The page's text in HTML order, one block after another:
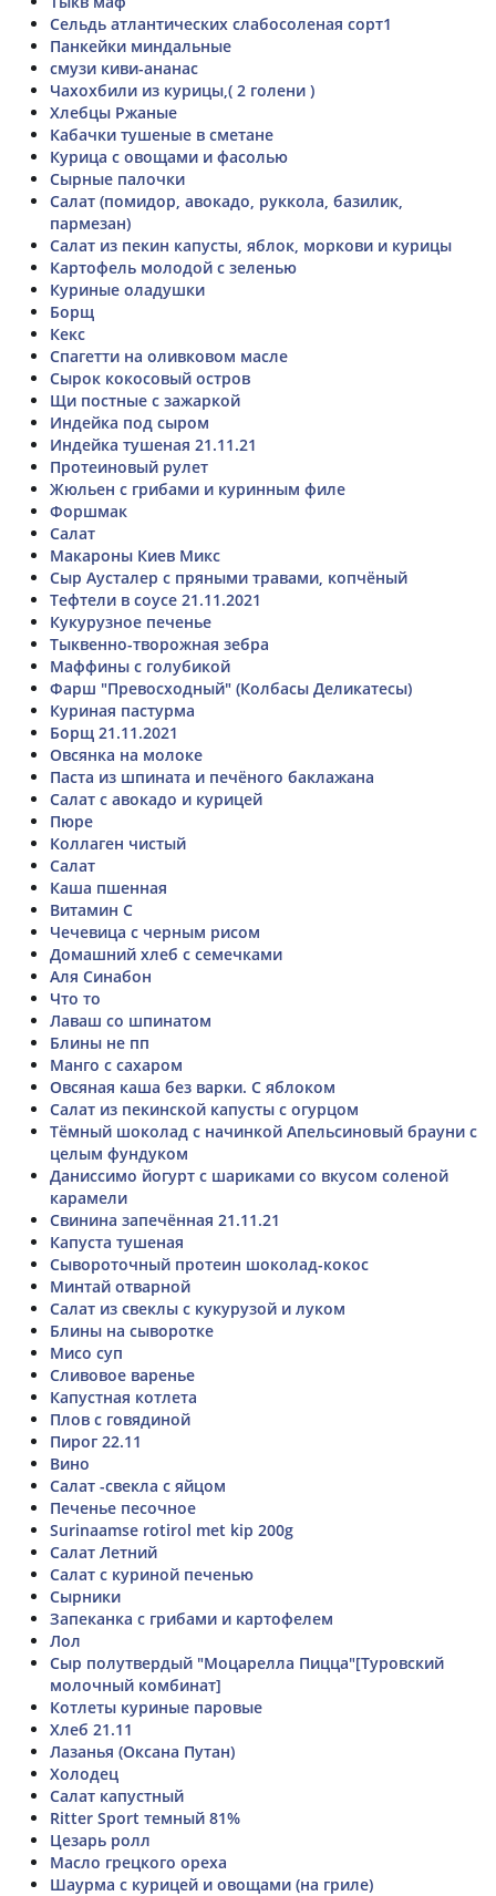
Сельдь атлантических слабосоленая сорт1
Панкейки миндальные
смузи киви-ананас
Чахохбили из курицы,( 2 голени )
Хлебцы Ржаные
Кабачки тушеные в сметане
Курица с овощами и фасолью
Сырные палочки
Салат (помидор, авокадо, руккола, базилик,
пармезан)
Салат из пекин капусты, яблок, моркови и курицы
Картофель молодой с зеленью
Куриные оладушки
Борщ
Кекс
Спагетти на оливковом масле
Сырок кокосовый остров
Щи постные с зажаркой
Индейка под сыром
Индейка тушеная 21.11.21
Протеиновый рулет
Жюльен с грибами и куринным филе
Форшмак
Салат
Макароны Киев Микс
Сыр Аусталер с пряными травами, копчёный
Тефтели в соусе 21.11.2021
Кукурузное печенье
Тыквенно-творожная зебра
Маффины с голубикой
Фарш "Превосходный" (Колбасы Деликатесы)
Куриная пастурма
Борщ 21.11.2021
Овсянка на молоке
Паста из шпината и печёного баклажана
Салат с авокадо и курицей
Пюре
Коллаген чистый
Салат
Каша пшенная
Витамин C
Чечевица с черным рисом
Домашний хлеб с семечками
Аля Синабон
Что то
Лаваш со шпинатом
Блины не пп
Манго с сахаром
Овсяная каша без варки. С яблоком
Салат из пекинской капусты с огурцом
Тёмный шоколад с начинкой Апельсиновый брауни с
целым фундуком
Даниссимо йогурт с шариками со вкусом соленой
карамели
Свинина запечённая 21.11.21
Капуста тушеная
Сывороточный протеин шоколад-кокос
Минтай отварной
Салат из свеклы с кукурузой и луком
Блины на сыворотке
Мисо суп
Сливовое варенье
Капустная котлета
Плов с говядиной
Пирог 22.11
Вино
Салат -свекла с яйцом
Печенье песочное
Surinaamse rotirol met kip 200g
Салат Летний
Салат с куриной печенью
Сырники
Запеканка с грибами и картофелем
Лол
Сыр полутвердый "Моцарелла Пицца"[Туровский
молочный комбинат]
Котлеты куриные паровые
Хлеб 21.11
Лазанья (Оксана Путан)
Холодец
Салат капустный
Ritter Sport темный 81%
Цезарь ролл
Масло грецкого ореха
Шаурма с курицей и овощами (на гриле)